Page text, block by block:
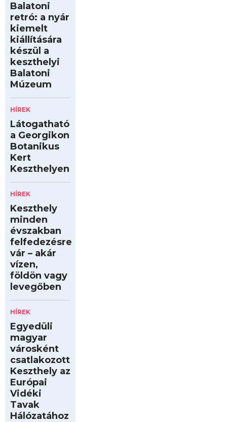
Balatoni
retró: a nyár
kiemelt
kiállítására
készül a
keszthelyi
Balatoni
Múzeum
HÍREK
Látogatható
a Georgikon
Botanikus
Kert
Keszthelyen
HÍREK
Keszthely
minden
évszakban
felfedezésre
vár – akár
vízen,
földön vagy
levegőben
HÍREK
Egyedüli
magyar
városként
csatlakozott
Keszthely az
Európai
Vidéki
Tavak
Hálózatához